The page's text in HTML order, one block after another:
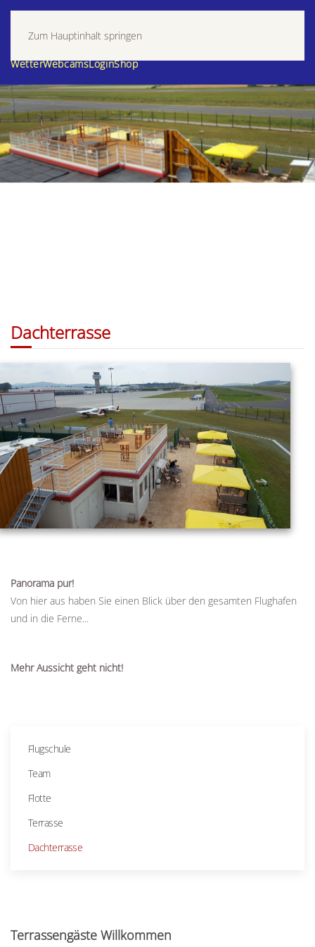
Zum Hauptinhalt springen
WetterWebcamsLoginShop
Dachterrasse
Panorama pur!
Von hier aus haben Sie einen Blick über den gesamten Flughafen
und in die Ferne...
Mehr Aussicht geht nicht!
Flugschule
Team
Flotte
Terrasse
Dachterrasse
Terrassengäste Willkommen